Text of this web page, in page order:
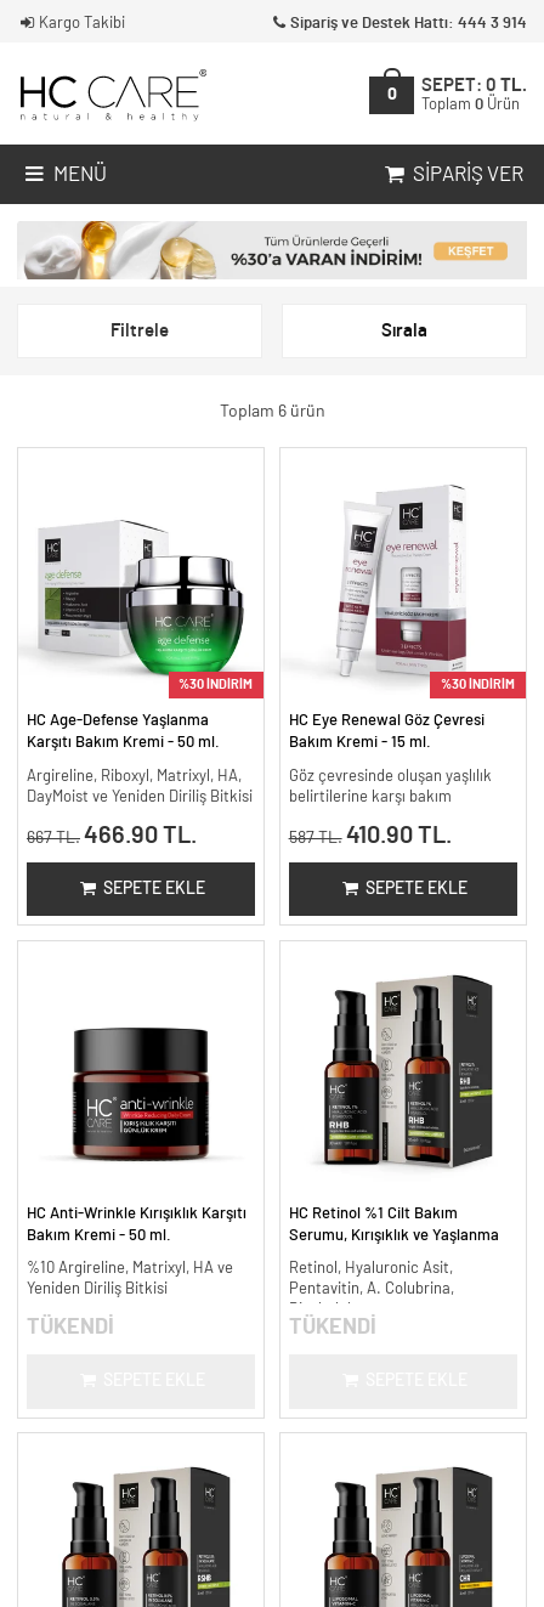
Kargo Takibi Sipariş ve Destek Hattı: 444 3 914
0
SEPET: 0 TL.
Toplam 0 Ürün
MENÜ SIPARIŞ VER
Filtrele Sırala
Toplam 6 ürün
%30 İNDİRİM
HC Age-Defense Yaşlanma
Karşıtı Bakım Kremi - 50 ml.
Argireline, Riboxyl, Matrixyl, HA,
DayMoist ve Yeniden Diriliş Bitkisi
667 TL. 466.90 TL.
SEPETE EKLE
%30 İNDİRİM
HC Eye Renewal Göz Çevresi
Bakım Kremi - 15 ml.
Göz çevresinde oluşan yaşlılık
belirtilerine karşı bakım
587 TL. 410.90 TL.
SEPETE EKLE
HC Anti-Wrinkle Kırışıklık Karşıtı
Bakım Kremi - 50 ml.
%10 Argireline, Matrixyl, HA ve
Yeniden Diriliş Bitkisi
TÜKENDİ
HC Retinol %1 Cilt Bakım
Serumu, Kırışıklık ve Yaşlanma
Retinol, Hyaluronic Asit,
Pentavitin, A. Colubrina,
TÜKENDİ